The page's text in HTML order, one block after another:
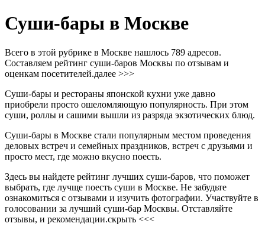
Суши-бары в Москве
Всего в этой рубрике в Москве нашлось 789 адресов.
Составляем рейтинг суши-баров Москвы по отзывам и
оценкам посетителей.далее >>>
Суши-бары и рестораны японской кухни уже давно
приобрели просто ошеломляющую популярность. При этом
суши, роллы и сашими вышли из разряда экзотических блюд.
Суши-бары в Москве стали популярным местом проведения
деловых встреч и семейных праздников, встреч с друзьями и
просто мест, где можно вкусно поесть.
Здесь вы найдете рейтинг лучших суши-баров, что поможет
выбрать, где лучще поесть суши в Москве. Не забудьте
ознакомиться с отзывами и изучить фотографии. Участвуйте в
голосовании за лучший суши-бар Москвы. Отставляйте
отзывы, и рекомендации.скрыть <<<